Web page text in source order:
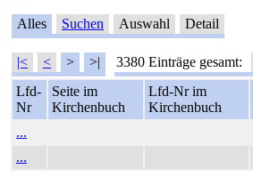
Alles Suchen Auswahl Detail
|< < > >| 3380 Einträge gesamt:
Lfd-
Nr
Seite im
Kirchenbuch
Lfd-Nr im
Kirchenbuch
...
...